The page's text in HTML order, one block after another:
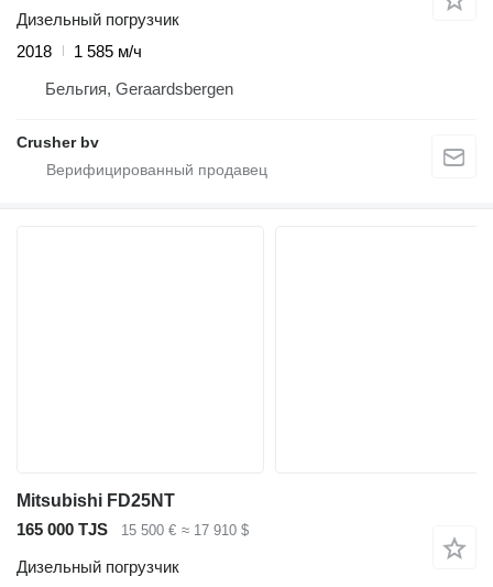
Дизельный погрузчик
2018
1 585 м/ч
Бельгия, Geraardsbergen
Crusher bv
Mitsubishi FD25NT
165 000 TJS
15 500 € ≈ 17 910 $
Дизельный погрузчик